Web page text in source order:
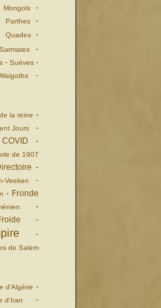
Mongols -
Parthes -
Quades-
Sarmates-
- Suèves-
-
la reine -
Jours-
COVID -
de 1907
-
Veeken -
- Fronde
-
-
-
de Salem
d'Algérie -
d'Iran -